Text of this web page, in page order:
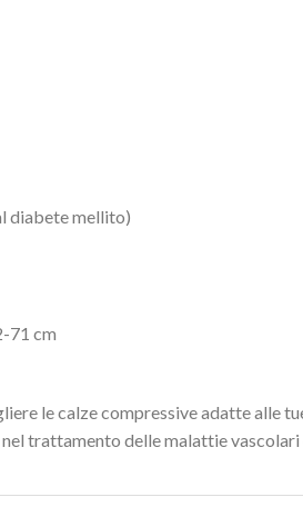
diabete mellito)
71 cm
le calze compressive adatte alle
trattamento delle malattie